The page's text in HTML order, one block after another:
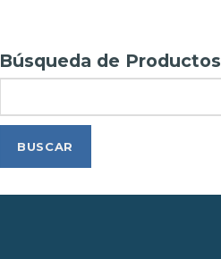
Búsqueda de Productos